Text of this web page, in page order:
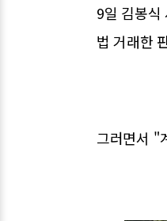
9일 김봉식
법 거래한
그러면서 "